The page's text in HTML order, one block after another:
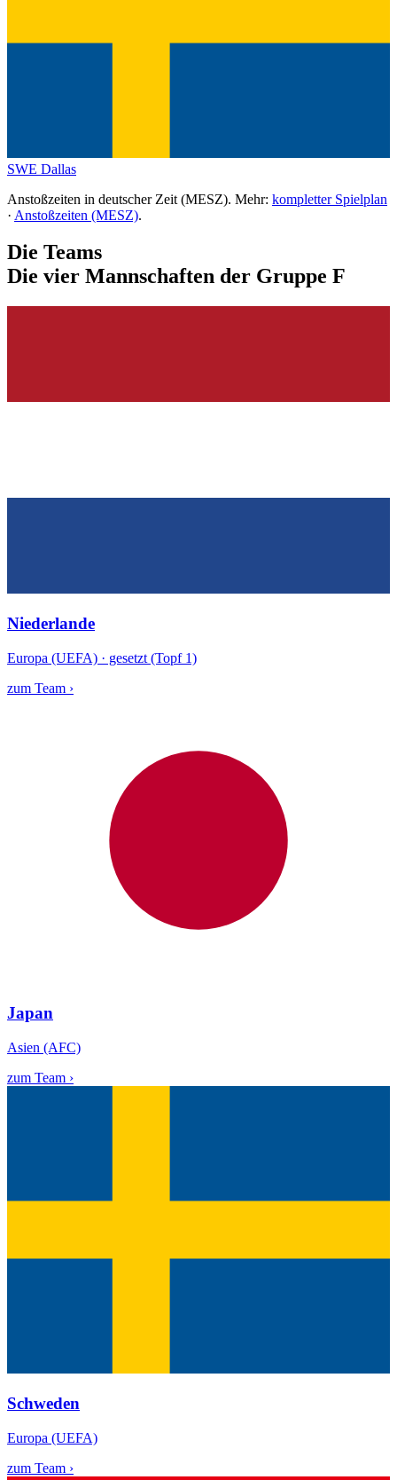
SWE Dallas
Anstoßzeiten in deutscher Zeit (MESZ). Mehr: kompletter Spielplan
· Anstoßzeiten (MESZ).
Die Teams
Die vier Mannschaften der Gruppe F
Niederlande
Europa (UEFA) · gesetzt (Topf 1)
zum Team ›
Japan
Asien (AFC)
zum Team ›
Schweden
Europa (UEFA)
zum Team ›